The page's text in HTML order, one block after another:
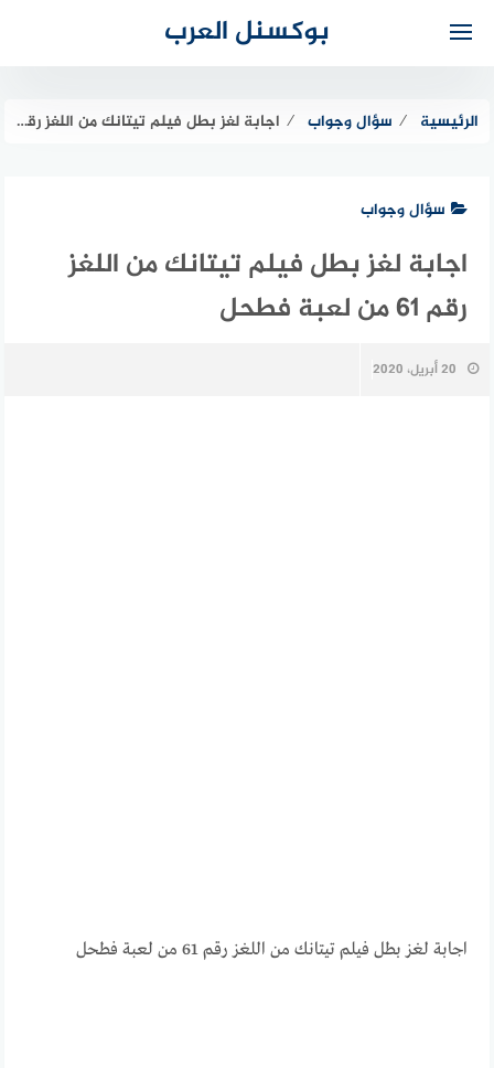
بوكسنل العرب
الرئيسية ⁄ سؤال وجواب ⁄ اجابة لغز بطل فيلم تيتانك من اللغز رقم 61 من لعبة فطحل
سؤال وجواب
اجابة لغز بطل فيلم تيتانك من اللغز
رقم 61 من لعبة فطحل
20 أبريل، 2020
اجابة لغز بطل فيلم تيتانك من اللغز رقم 61 من لعبة فطحل